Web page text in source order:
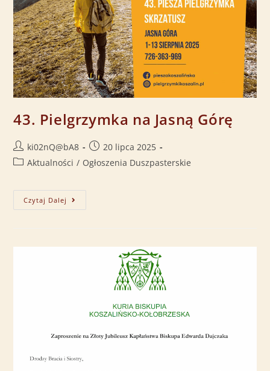
43. Pielgrzymka na Jasną Górę
ki02nQ@bA8
20 lipca 2025
Aktualności / Ogłoszenia Duszpasterskie
Czytaj Dalej